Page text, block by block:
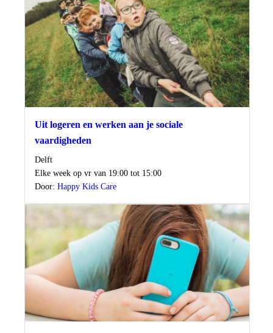
Uit logeren en werken aan je sociale
vaardigheden
Locatie
Delft
Wanneer
Elke week op vr van 19:00 tot 15:00
Door: Happy Kids Care